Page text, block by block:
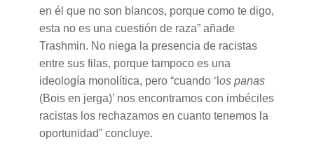
en él que no son blancos, porque como te digo,
esta no es una cuestión de raza” añade
Trashmin. No niega la presencia de racistas
entre sus filas, porque tampoco es una
ideología monolítica, pero “cuando ‘l os panas
(Bois en jerga)’ nos encontramos con imbéciles
racistas los rechazamos en cuanto tenemos la
oportunidad” concluye.